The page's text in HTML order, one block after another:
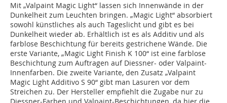
Mit „Valpaint Magic Light“ lassen sich Innenwände in der
Dunkelheit zum Leuchten bringen. „Magic Light“ absorbiert
sowohl künstliches als auch Tageslicht und gibt es bei
Dunkelheit wieder ab. Erhältlich ist es als Additiv und als
farblose Beschichtung für bereits gestrichene Wände. Die
erste Variante, „Magic Light Finish K 100“ ist eine farblose
Beschichtung zum Auftragen auf Diessner- oder Valpaint-
Innenfarben. Die zweite Variante, den Zusatz „Valpaint
Magic Light Additivo S 90“ gibt man Lasuren vor dem
Streichen zu. Der Hersteller empfiehlt die Zugabe nur zu